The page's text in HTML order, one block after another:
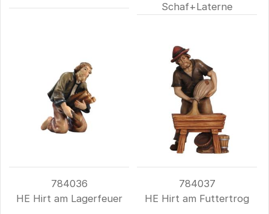
Schaf+Laterne
784036
HE Hirt am Lagerfeuer
784037
HE Hirt am Futtertrog